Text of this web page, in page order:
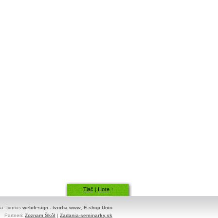
Tlač | Hore ↑
Ivorius webdesign - tvorba www E-shop Unio
Partneri: Zoznam Škôl | Zadania-seminarky.sk